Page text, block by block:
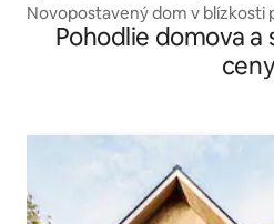
Novopostavený dom v blízkosti
Pohodlie domova a
ceny